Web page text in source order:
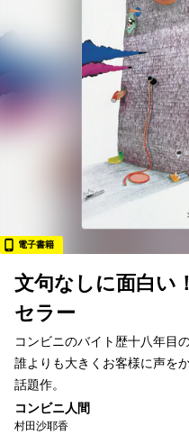
電子書籍
文句なしに面白い
セラー
コンビニのバイト歴十八年目
誰よりも大きくお客様に声を
話題作。
コンビニ人間
村田沙耶香